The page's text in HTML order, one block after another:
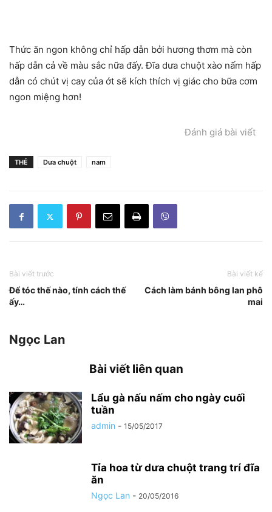
Thức ăn ngon không chỉ hấp dẫn bởi hương thơm mà còn
hấp dẫn cả về màu sắc nữa đấy. Đĩa dưa chuột xào nấm hấp
dẫn có chút vị cay của ớt sẽ kích thích vị giác cho bữa cơm
ngon miệng hơn!
Đánh giá bài viết
THẺ Dưa chuột nam
Bài viết trước
Để tóc thế nào, tính cách thế
ấy…
Bài viết kế
Cách làm bánh bông lan phô
mai
Ngọc Lan
Bài viết liên quan
Lẩu gà nấu nấm cho ngày cuối
tuần
admin - 15/05/2017
Tỉa hoa từ dưa chuột trang trí đĩa
ăn
Ngọc Lan - 20/05/2016